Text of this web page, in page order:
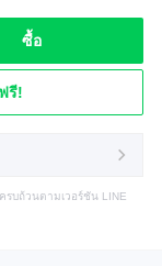
ซื้อ
รี!
รบถ้วนตามเวอร์ชัน LINE